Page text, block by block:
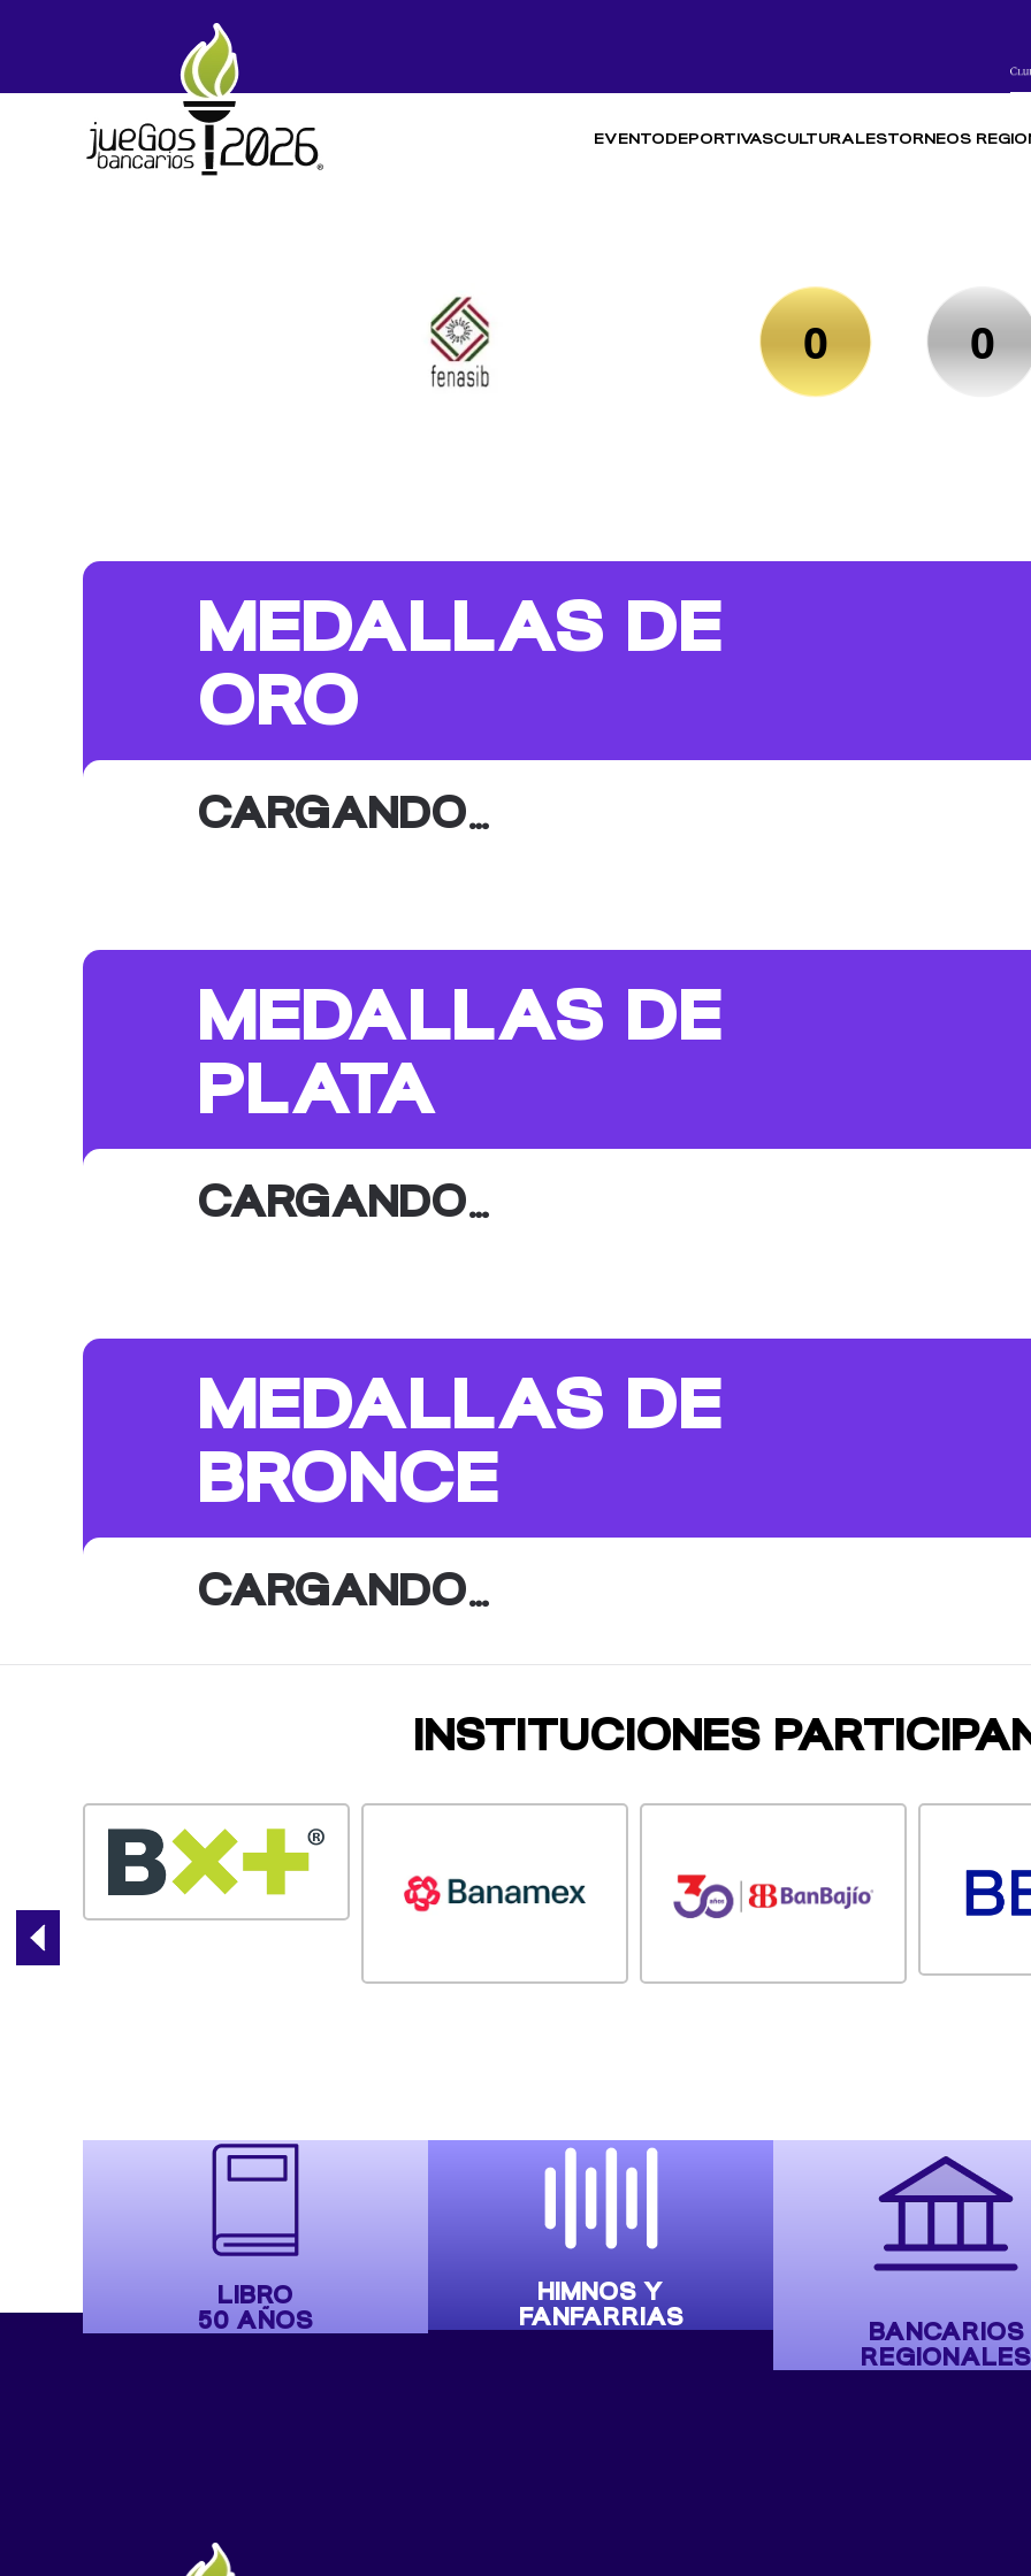
Skip to main content
EVENTODEPORTIVASCULTURALESTORNEOS
0 0
MEDALLAS DE
ORO
CARGANDO…
MEDALLAS DE
PLATA
CARGANDO…
MEDALLAS DE
BRONCE
CARGANDO…
INSTITUCIONES
LIBRO
50 AÑOS
HIMNOS Y
FANFARRIAS
BANCARIOS
REGIONALES